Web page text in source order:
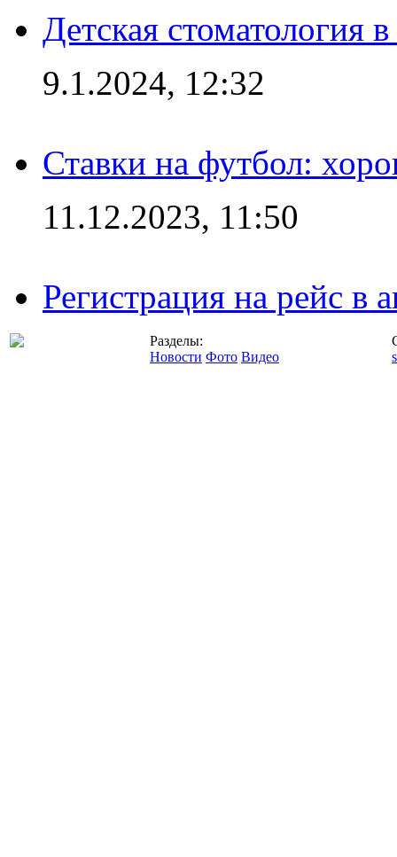
Детская стоматология
9.1.2024, 12:32
Ставки на футбол:
11.12.2023, 11:50
Регистрация на рейс в
Разделы:
Новости Фото Видео